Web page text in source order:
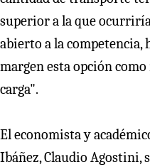
superior a la que
abierto a la competencia,
margen esta opción
carga".
El economista y
Ibáñez, Claudio Agostini,